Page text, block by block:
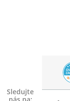
Sledujte